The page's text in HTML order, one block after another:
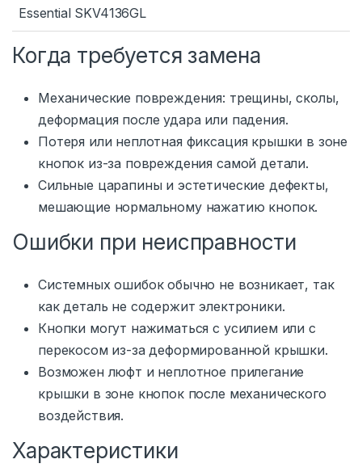
Essential SKV4136GL
Когда требуется замена
Механические повреждения: трещины, сколы,
деформация после удара или падения.
Потеря или неплотная фиксация крышки в зоне
кнопок из-за повреждения самой детали.
Сильные царапины и эстетические дефекты,
мешающие нормальному нажатию кнопок.
Ошибки при неисправности
Системных ошибок обычно не возникает, так
как деталь не содержит электроники.
Кнопки могут нажиматься с усилием или с
перекосом из-за деформированной крышки.
Возможен люфт и неплотное прилегание
крышки в зоне кнопок после механического
воздействия.
Характеристики